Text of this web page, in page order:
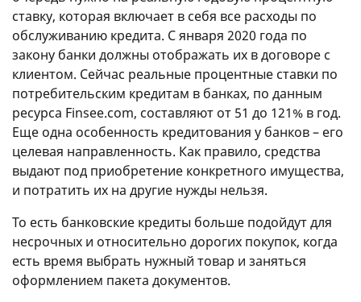
ставку, которая включает в себя все расходы по
обслуживанию кредита. С января 2020 года по
закону банки должны отображать их в договоре с
клиентом. Сейчас реальные процентные ставки по
потребительским кредитам в банках, по данным
ресурса Finsee.com, составляют от 51 до 121% в год.
Еще одна особенность кредитования у банков – его
целевая направленность. Как правило, средства
выдают под приобретение конкретного имущества,
и потратить их на другие нужды нельзя.
То есть банковские кредиты больше подойдут для
несрочных и относительно дорогих покупок, когда
есть время выбрать нужный товар и заняться
оформлением пакета документов.